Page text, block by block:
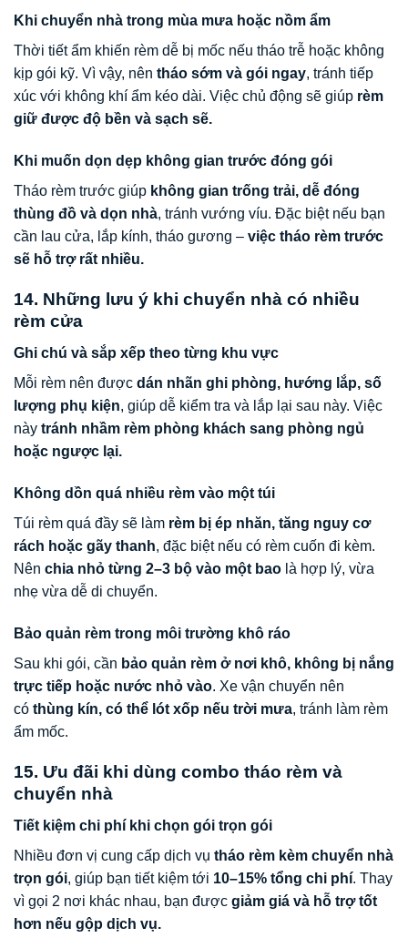
Khi chuyển nhà trong mùa mưa hoặc nồm ẩm
Thời tiết ẩm khiến rèm dễ bị mốc nếu tháo trễ hoặc không
kịp gói kỹ. Vì vậy, nên tháo sớm và gói ngay, tránh tiếp
xúc với không khí ẩm kéo dài. Việc chủ động sẽ giúp rèm
giữ được độ bền và sạch sẽ.
Khi muốn dọn dẹp không gian trước đóng gói
Tháo rèm trước giúp không gian trống trải, dễ đóng
thùng đồ và dọn nhà, tránh vướng víu. Đặc biệt nếu bạn
cần lau cửa, lắp kính, tháo gương – việc tháo rèm trước
sẽ hỗ trợ rất nhiều.
14. Những lưu ý khi chuyển nhà có nhiều
rèm cửa
Ghi chú và sắp xếp theo từng khu vực
Mỗi rèm nên được dán nhãn ghi phòng, hướng lắp, số
lượng phụ kiện, giúp dễ kiểm tra và lắp lại sau này. Việc
này tránh nhầm rèm phòng khách sang phòng ngủ
hoặc ngược lại.
Không dồn quá nhiều rèm vào một túi
Túi rèm quá đầy sẽ làm rèm bị ép nhăn, tăng nguy cơ
rách hoặc gãy thanh, đặc biệt nếu có rèm cuốn đi kèm.
Nên chia nhỏ từng 2–3 bộ vào một bao là hợp lý, vừa
nhẹ vừa dễ di chuyển.
Bảo quản rèm trong môi trường khô ráo
Sau khi gói, cần bảo quản rèm ở nơi khô, không bị nắng
trực tiếp hoặc nước nhỏ vào. Xe vận chuyển nên
có thùng kín, có thể lót xốp nếu trời mưa, tránh làm rèm
ẩm mốc.
15. Ưu đãi khi dùng combo tháo rèm và
chuyển nhà
Tiết kiệm chi phí khi chọn gói trọn gói
Nhiều đơn vị cung cấp dịch vụ tháo rèm kèm chuyển nhà
trọn gói, giúp bạn tiết kiệm tới 10–15% tổng chi phí. Thay
vì gọi 2 nơi khác nhau, bạn được giảm giá và hỗ trợ tốt
hơn nếu gộp dịch vụ.